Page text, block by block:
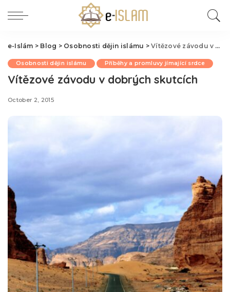
e-Islám > Blog > Osobnosti dějin islámu >Vítězové závodu v dobrých skutcích
Osobnosti dějin islámu Příběhy a promluvy jímající srdce
Vítězové závodu v dobrých skutcích
October 2, 2015